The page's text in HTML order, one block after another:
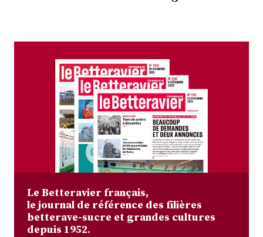
Le Betteravier français,
le journal de référence des filières
betterave-sucre et grandes cultures
depuis 1952.